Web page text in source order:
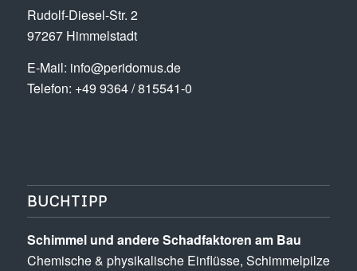
Rudolf-Diesel-Str. 2
97267 Himmelstadt
E-Mail: info@peridomus.de
Telefon: +49 9364 / 815541-0
BUCHTIPP
Schimmel und andere Schad­­faktoren am Bau
Chemische & physikalische Einflüsse, Schimmel­pilze